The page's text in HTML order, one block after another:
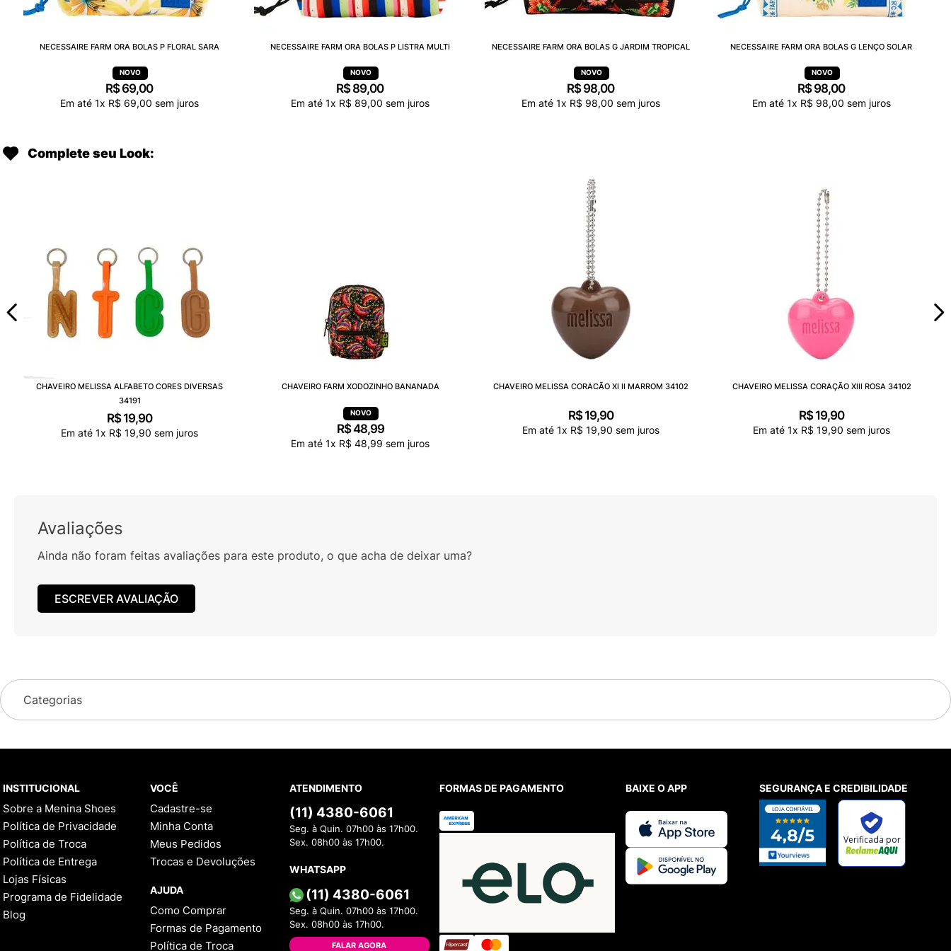
NECESSAIRE FARM ORA BOLAS P FLORAL SARA
R$69,00
Em até 1x R$ 69,00 sem juros
NECESSAIRE FARM ORA BOLAS P LISTRA MULTI
R$89,00
Em até 1x R$ 89,00 sem juros
NECESSAIRE FARM ORA BOLAS G JARDIM TROPICAL
R$98,00
Em até 1x R$ 98,00 sem juros
NECESSAIRE FARM ORA BOLAS G LENÇO SOLAR
R$98,00
Em até 1x R$ 98,00 sem juros
Complete seu Look:
CHAVEIRO MELISSA ALFABETO CORES DIVERSAS
34191
R$ 19,90
Em até 1x R$ 19,90 sem juros
CHAVEIRO FARM XODOZINHO BANANADA
R$48,99
Em até 1x R$ 48,99 sem juros
CHAVEIRO MELISSA CORACÃO XI II MARROM 34102
R$ 19,90
Em até 1x R$ 19,90 sem juros
CHAVEIRO MELISSA CORAÇÃO XIII ROSA 34102
R$ 19,90
Em até 1x R$ 19,90 sem juros
Avaliações
Ainda não foram feitas avaliações para este produto, o que acha de deixar uma?
ESCREVER AVALIAÇÃO
Categorias
INSTITUCIONAL
Sobre a Menina Shoes
Política de Privacidade
Política de Troca
Política de Entrega
Lojas Físicas
Programa de Fidelidade
Blog
VOCÊ
Cadastre-se
Minha Conta
Meus Pedidos
Trocas e Devoluções
AJUDA
Como Comprar
Formas de Pagamento
Política de Troca
ATENDIMENTO
(11) 4380-6061
Seg. à Quin. 07h00 às 17h00.
Sex. 08h00 às 17h00.
WHATSAPP
(11) 4380-6061
Seg. à Quin. 07h00 às 17h00.
Sex. 08h00 às 17h00.
FALAR AGORA
FORMAS DE PAGAMENTO BAIXE O APP SEGURANÇA E CREDIBILIDADE